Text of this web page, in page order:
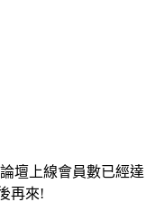
壇上線會員數已經達
再來!